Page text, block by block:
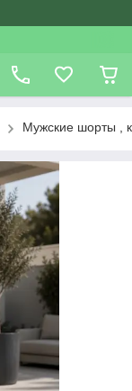
Мужские шорты ,